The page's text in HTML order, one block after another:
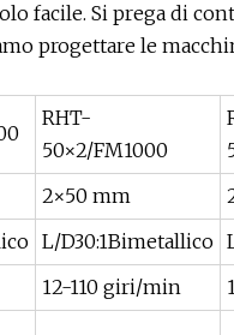
facile. Si prega di
progettare le
RHT-
50×2/FM1000
2×50 mm
L/D30:1Bimetallico
12-110 giri/min